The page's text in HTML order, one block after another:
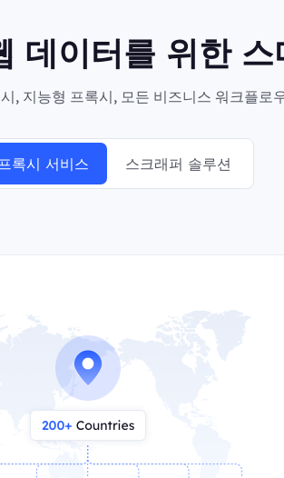
데이터를 위한 스
, 지능형 프록시, 모든 비즈니스 워크플로
록시 서비스 스크래퍼 솔루션